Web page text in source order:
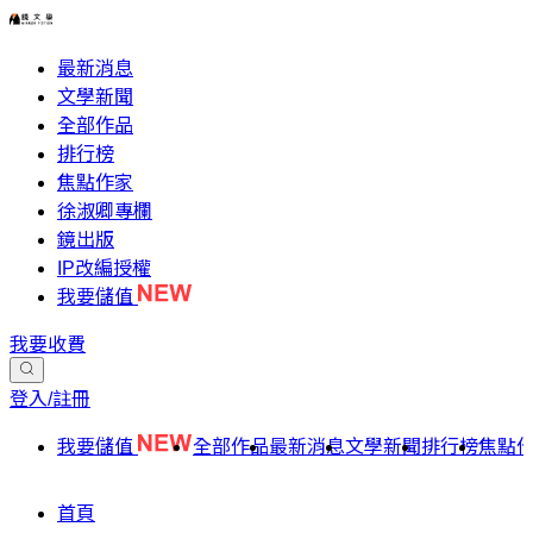
最新消息
文學新聞
全部作品
排行榜
焦點作家
徐淑卿專欄
鏡出版
IP改編授權
我要儲值
我要收費
登入/註冊
我要儲值 全部作品最新消息文學新聞排行榜焦點
首頁